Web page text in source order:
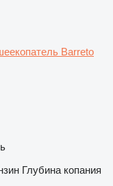
Barreto
Глубина копания